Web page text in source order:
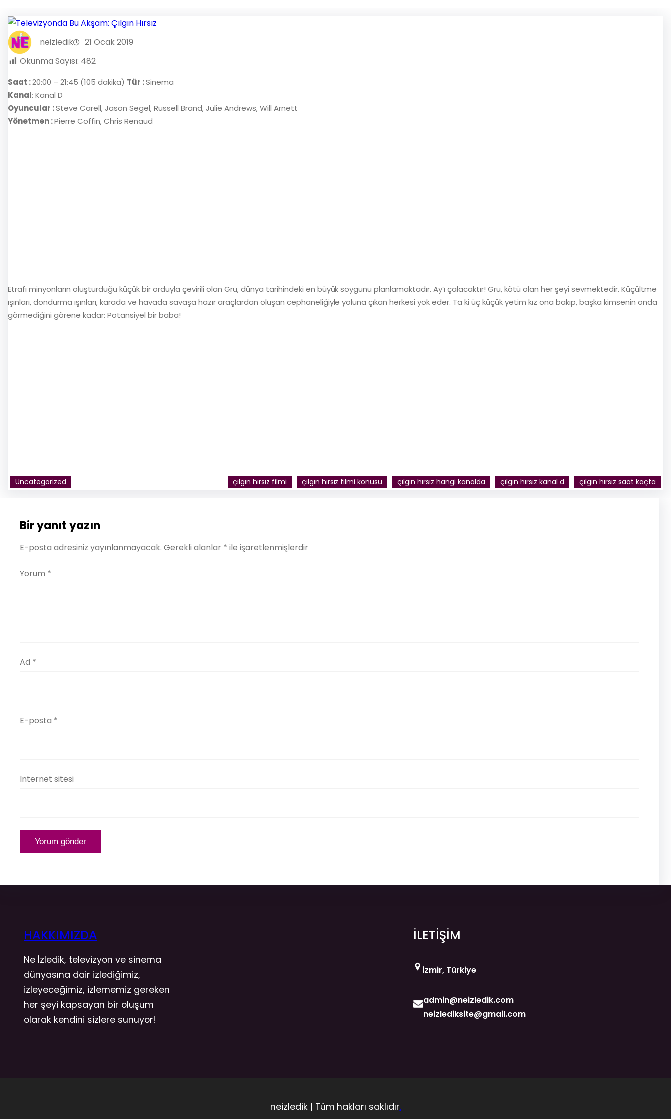
neizledik
21 Ocak 2019
Okunma Sayısı: 482
Saat :20:00 – 21:45 (105 dakika) Tür :Sinema
Kanal: Kanal D
Oyuncular :Steve Carell, Jason Segel, Russell Brand, Julie Andrews, Will Arnett
Yönetmen :Pierre Coffin, Chris Renaud
Etrafı minyonların oluşturduğu küçük bir orduyla çevirili olan Gru, dünya tarihindeki en büyük soygunu planlamaktadır. Ay’ı çalacaktır! Gru, kötü olan her şeyi sevmektedir. Küçültme
ışınları, dondurma ışınları, karada ve havada savaşa hazır araçlardan oluşan cephaneliğiyle yoluna çıkan herkesi yok eder. Ta ki üç küçük yetim kız ona bakıp, başka kimsenin onda
görmediğini görene kadar: Potansiyel bir baba!
Uncategorized çılgın hırsız filmi çılgın hırsız filmi konusu çılgın hırsız hangi kanalda çılgın hırsız kanal d çılgın hırsız saat kaçta
Bir yanıt yazın
E-posta adresiniz yayınlanmayacak. Gerekli alanlar * ile işaretlenmişlerdir
Yorum *
Ad *
E-posta *
İnternet sitesi
HAKKIMIZDA
Ne İzledik, televizyon ve sinema
dünyasına dair izlediğimiz,
izleyeceğimiz, izlememiz gereken
her şeyi kapsayan bir oluşum
olarak kendini sizlere sunuyor!
İLETİŞİM
İzmir, Türkiye
admin@neizledik.com
neizlediksite@gmail.com
neizledik | Tüm hakları saklıdır.